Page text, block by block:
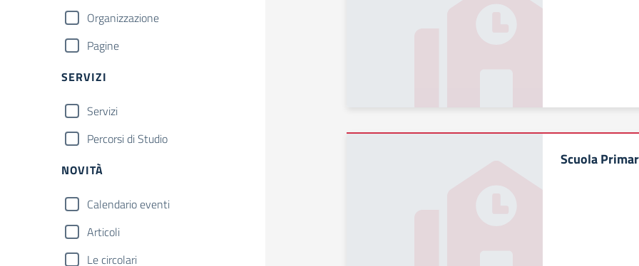
Organizzazione
Pagine
SERVIZI
Servizi
Percorsi di Studio
NOVITÀ
Calendario eventi
Articoli
Le circolari
Scuola